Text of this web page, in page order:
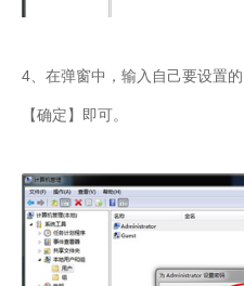
4、在弹窗中，输入自己要设置
【确定】即可。